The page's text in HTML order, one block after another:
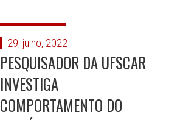
29, julho, 2022
PESQUISADOR DA UFSCAR
INVESTIGA
COMPORTAMENTO DO